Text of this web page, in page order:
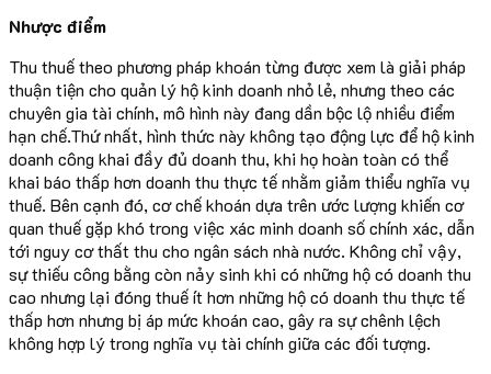
Nhược điểm
Thu thuế theo phương pháp khoán từng được xem là giải pháp
thuận tiện cho quản lý hộ kinh doanh nhỏ lẻ, nhưng theo các
chuyên gia tài chính, mô hình này đang dần bộc lộ nhiều điểm
hạn chế.Thứ nhất, hình thức này không tạo động lực để hộ kinh
doanh công khai đầy đủ doanh thu, khi họ hoàn toàn có thể
khai báo thấp hơn doanh thu thực tế nhằm giảm thiểu nghĩa vụ
thuế. Bên cạnh đó, cơ chế khoán dựa trên ước lượng khiến cơ
quan thuế gặp khó trong việc xác minh doanh số chính xác, dẫn
tới nguy cơ thất thu cho ngân sách nhà nước. Không chỉ vậy,
sự thiếu công bằng còn nảy sinh khi có những hộ có doanh thu
cao nhưng lại đóng thuế ít hơn những hộ có doanh thu thực tế
thấp hơn nhưng bị áp mức khoán cao, gây ra sự chênh lệch
không hợp lý trong nghĩa vụ tài chính giữa các đối tượng.